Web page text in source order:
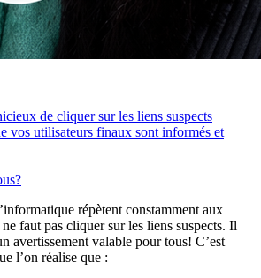
de cliquer sur les liens suspects
vos utilisateurs finaux sont informés et
répètent constamment aux
faut pas cliquer sur les liens suspects. Il
avertissement valable pour tous! C’est
l’on réalise que :